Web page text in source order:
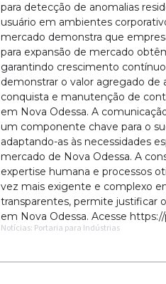
para detecção de anomalias
usuário em ambientes
mercado demonstra que
para expansão de mercado
garantindo crescimento
demonstrar o valor agregado de
conquista e manutenção de
em Nova Odessa. A
um componente chave para o
adaptando-as às necessidades
mercado de Nova Odessa. A
expertise humana e processos
vez mais exigente e complexo
transparentes, permite justificar
em Nova Odessa. Acesse
Notícias: Portaria para Indústrias